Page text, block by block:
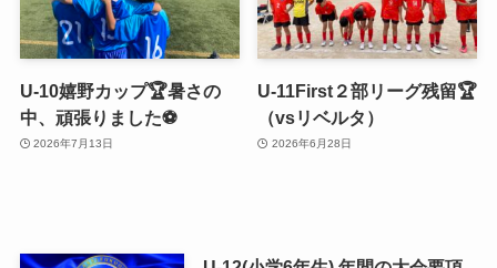
U-10嬉野カップ🏆暑さの
中、頑張りました⚽️
2026年7月13日
U-11First２部リーグ残留🏆
（vsリベルタ）
2026年6月28日